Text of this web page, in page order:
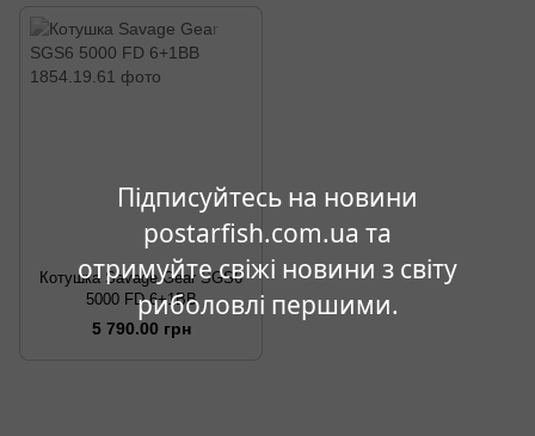
Підписуйтесь на новини
postarfish.com.ua та
отримуйте свіжі новини з світу
риболовлі першими.
Котушка Savage Gear SGS6
5000 FD 6+1BB
5 790.00 грн